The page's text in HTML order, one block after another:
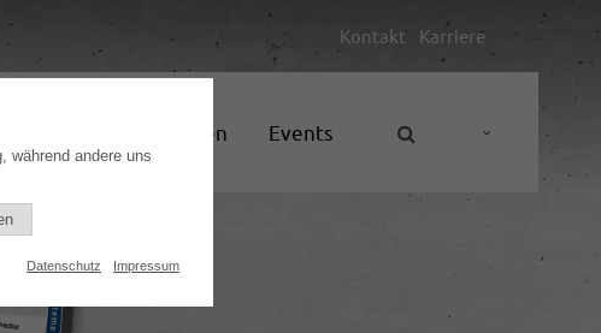
Kontakt Karriere
Unternehmen Events
während andere uns
Datenschutz Impressum